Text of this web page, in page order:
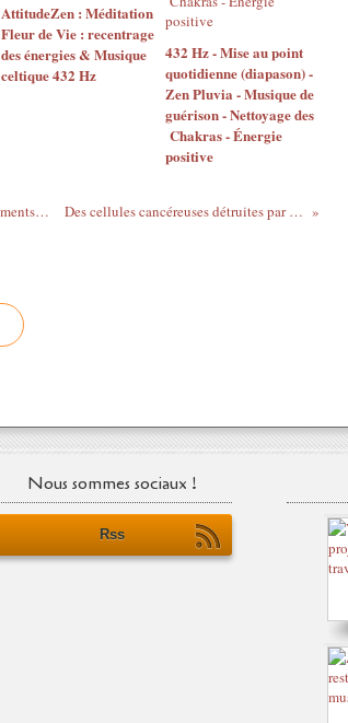
AttitudeZen : Méditation
Fleur de Vie : recentrage
des énergies & Musique
celtique 432 Hz
432 Hz - Mise au point
quotidienne (diapason) -
Zen Pluvia - Musique de
guérison - Nettoyage des
Chakras - Énergie
positive
La Lune de sang signifierait le début de grands changements. Incarnons ce changement à notre image. Des cellules cancéreuses détruites par des fréquences de résonance
Nous sommes sociaux !
Rss